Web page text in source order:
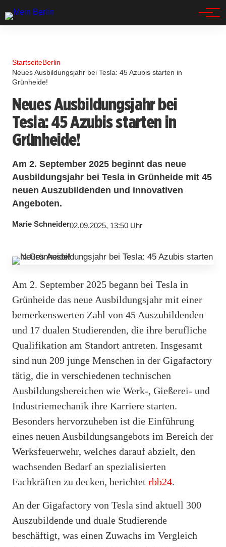
StartseiteBerlin
Neues Ausbildungsjahr bei Tesla: 45 Azubis starten in
Grünheide!
Neues Ausbildungsjahr bei
Tesla: 45 Azubis starten in
Grünheide!
Am 2. September 2025 beginnt das neue
Ausbildungsjahr bei Tesla in Grünheide mit 45
neuen Auszubildenden und innovativen
Angeboten.
Marie Schneider02.09.2025, 13:50 Uhr
Am 2. September 2025 begann bei Tesla in
Grünheide das neue Ausbildungsjahr mit einer
bemerkenswerten Zahl von 45 Auszubildenden
und 17 dualen Studierenden, die ihre berufliche
Qualifikation am Standort antreten. Insgesamt
sind nun 209 junge Menschen in der Gigafactory
tätig, die in verschiedenen technischen
Ausbildungsbereichen wie Werk-, Gießerei- und
Industriemechanik ihre Karriere starten.
Besonders hervorzuheben ist die Einführung
eines neuen Ausbildungsangebots im Bereich der
Werksfeuerwehr, welches darauf abzielt, den
wachsenden Bedarf an spezialisierten
Fachkräften zu decken, berichtet rbb24.
An der Gigafactory von Tesla sind aktuell 300
Auszubildende und duale Studierende
beschäftigt, was einen Zuwachs im Vergleich